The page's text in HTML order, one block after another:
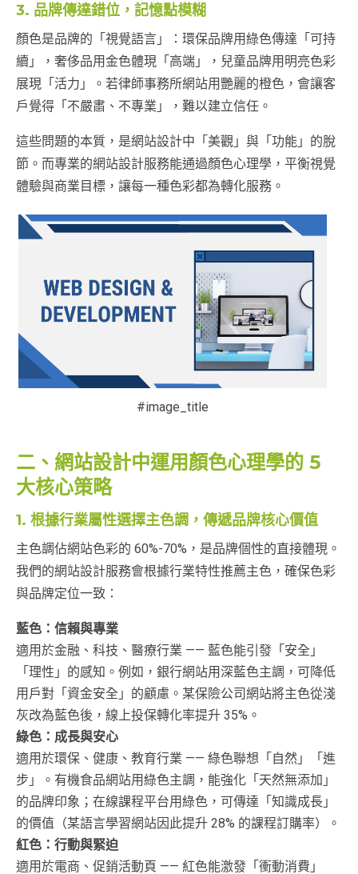
3. 品牌傳達錯位，記憶點模糊
顏色是品牌的「視覺語言」：環保品牌用綠色傳達「可持
續」，奢侈品用金色體現「高端」，兒童品牌用明亮色彩
展現「活力」。若律師事務所網站用艷麗的橙色，會讓客
戶覺得「不嚴肅、不專業」，難以建立信任。
這些問題的本質，是網站設計中「美觀」與「功能」的脫
節。而專業的網站設計服務能通過顏色心理學，平衡視覺
體驗與商業目標，讓每一種色彩都為轉化服務。
#image_title
二、網站設計中運用顏色心理學的 5
大核心策略
1. 根據行業屬性選擇主色調，傳遞品牌核心價值
主色調佔網站色彩的 60%-70%，是品牌個性的直接體現。
我們的網站設計服務會根據行業特性推薦主色，確保色彩
與品牌定位一致：
藍色：信賴與專業
適用於金融、科技、醫療行業 —— 藍色能引發「安全」
「理性」的感知。例如，銀行網站用深藍色主調，可降低
用戶對「資金安全」的顧慮。某保險公司網站將主色從淺
灰改為藍色後，線上投保轉化率提升 35%。
綠色：成長與安心
適用於環保、健康、教育行業 —— 綠色聯想「自然」「進
步」。有機食品網站用綠色主調，能強化「天然無添加」
的品牌印象；在線課程平台用綠色，可傳達「知識成長」
的價值（某語言學習網站因此提升 28% 的課程訂購率）。
紅色：行動與緊迫
適用於電商、促銷活動頁 —— 紅色能激發「衝動消費」